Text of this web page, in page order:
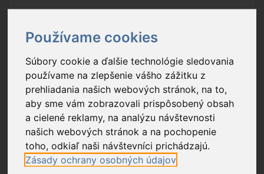
Používame cookies
Súbory cookie a ďalšie technológie sledovania
používame na zlepšenie vášho zážitku z
prehliadania našich webových stránok, na to,
aby sme vám zobrazovali prispôsobený obsah
a cielené reklamy, na analýzu návštevnosti
našich webových stránok a na pochopenie
toho, odkiaľ naši návštevníci prichádzajú.
Zásady ochrany osobných údajov